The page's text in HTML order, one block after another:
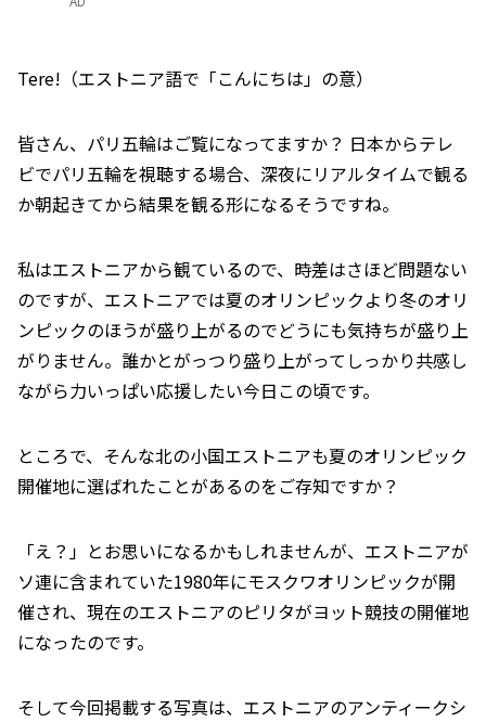
Tere!（エストニア語で「こんにちは」の意）
皆さん、パリ五輪はご覧になってますか？ 日本からテレ
ビでパリ五輪を視聴する場合、深夜にリアルタイムで観る
か朝起きてから結果を観る形になるそうですね。
私はエストニアから観ているので、時差はさほど問題ない
のですが、エストニアでは夏のオリンピックより冬のオリ
ンピックのほうが盛り上がるのでどうにも気持ちが盛り上
がりません。誰かとがっつり盛り上がってしっかり共感し
ながら力いっぱい応援したい今日この頃です。
ところで、そんな北の小国エストニアも夏のオリンピック
開催地に選ばれたことがあるのをご存知ですか？
「え？」とお思いになるかもしれませんが、エストニアが
ソ連に含まれていた1980年にモスクワオリンピックが開
催され、現在のエストニアのピリタがヨット競技の開催地
になったのです。
そして今回掲載する写真は、エストニアのアンティークシ